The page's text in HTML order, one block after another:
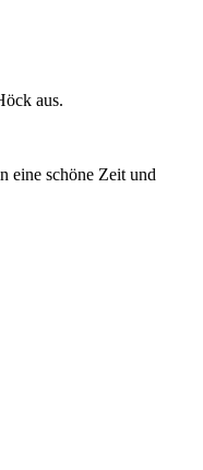
aus.
eine schöne Zeit und